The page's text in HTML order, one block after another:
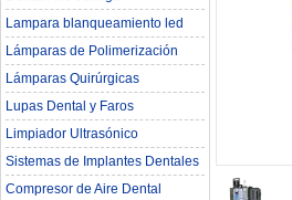
Lampara blanqueamiento led
dental
Lámparas de Polimerización
Lámparas Quirúrgicas
Lupas Dental y Faros
Limpiador Ultrasónico
Sistemas de Implantes Dentales
Compresor de Aire Dental